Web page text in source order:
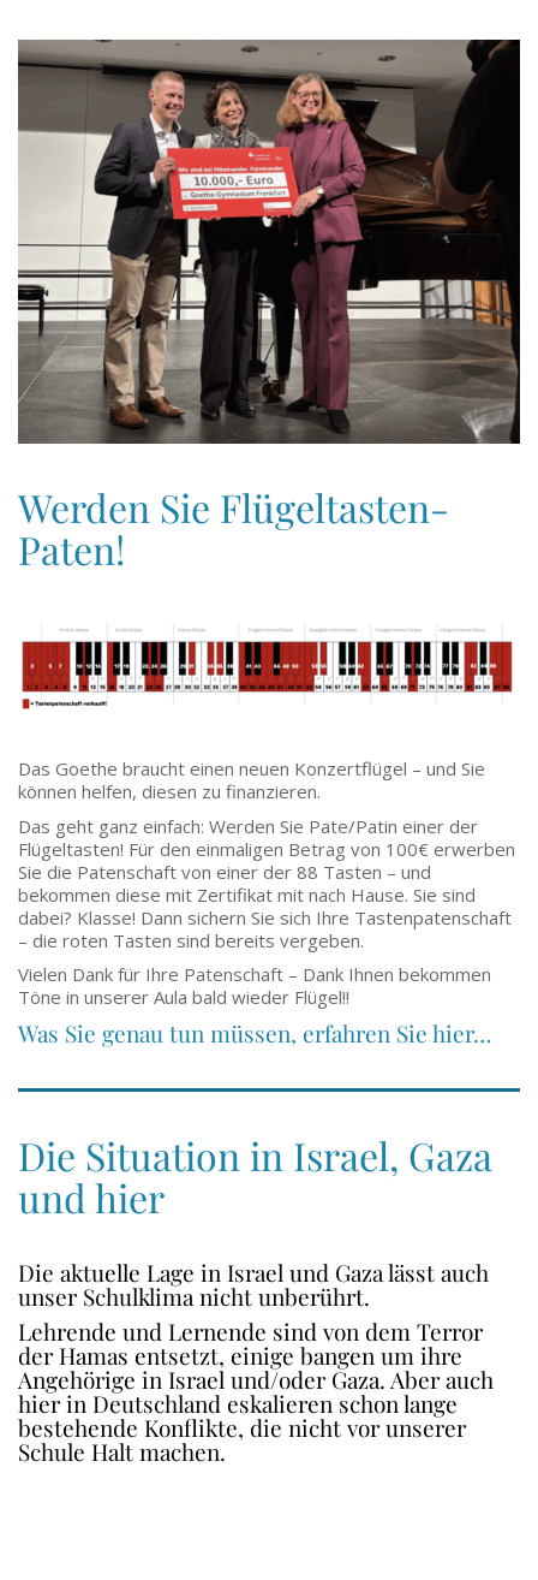
Werden Sie Flügeltasten-
Paten!
Das Goethe braucht einen neuen Konzertflügel – und Sie
können helfen, diesen zu finanzieren.
Das geht ganz einfach: Werden Sie Pate/Patin einer der
Flügeltasten! Für den einmaligen Betrag von 100€ erwerben
Sie die Patenschaft von einer der 88 Tasten – und
bekommen diese mit Zertifikat mit nach Hause. Sie sind
dabei? Klasse! Dann sichern Sie sich Ihre Tastenpatenschaft
– die roten Tasten sind bereits vergeben.
Vielen Dank für Ihre Patenschaft – Dank Ihnen bekommen
Töne in unserer Aula bald wieder Flügel!!
Was Sie genau tun müssen, erfahren Sie hier…
Die Situation in Israel, Gaza
und hier
Die aktuelle Lage in Israel und Gaza lässt auch
unser Schulklima nicht unberührt.
Lehrende und Lernende sind von dem Terror
der Hamas entsetzt, einige bangen um ihre
Angehörige in Israel und/oder Gaza. Aber auch
hier in Deutschland eskalieren schon lange
bestehende Konflikte, die nicht vor unserer
Schule Halt machen.